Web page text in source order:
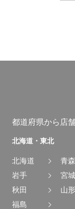
都道府県から店
北海道・東北
北海道
青森
岩手
宮城
秋田
山形
福島